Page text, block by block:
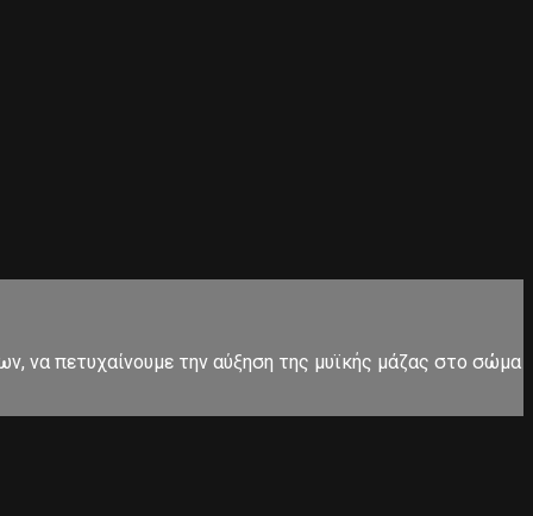
να πετυχαίνουμε την αύξηση της μυϊκής μάζας στο σώμα